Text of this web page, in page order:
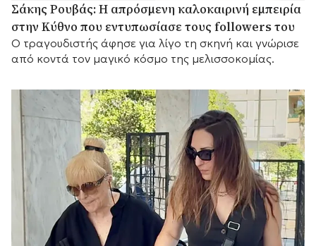
Σάκης Ρουβάς: Η απρόσμενη καλοκαιρινή εμπειρία
στην Κύθνο που εντυπωσίασε τους followers του
Ο τραγουδιστής άφησε για λίγο τη σκηνή και γνώρισε
από κοντά τον μαγικό κόσμο της μελισσοκομίας.